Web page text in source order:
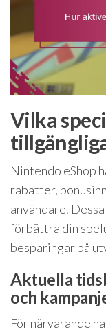
Vilka
Nintendo eShop
rabatter,
användare.
förbättra din
besparingar på
Aktuella
och
För närvarande